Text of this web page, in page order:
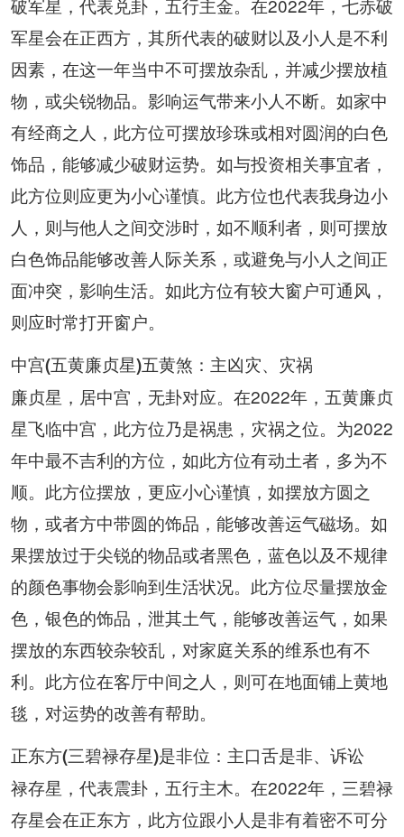
破军星，代表兑卦，五行主金。在2022年，七赤破
军星会在正西方，其所代表的破财以及小人是不利
因素，在这一年当中不可摆放杂乱，并减少摆放植
物，或尖锐物品。影响运气带来小人不断。如家中
有经商之人，此方位可摆放珍珠或相对圆润的白色
饰品，能够减少破财运势。如与投资相关事宜者，
此方位则应更为小心谨慎。此方位也代表我身边小
人，则与他人之间交涉时，如不顺利者，则可摆放
白色饰品能够改善人际关系，或避免与小人之间正
面冲突，影响生活。如此方位有较大窗户可通风，
则应时常打开窗户。
中宫(五黄廉贞星)五黄煞：主凶灾、灾祸
廉贞星，居中宫，无卦对应。在2022年，五黄廉贞
星飞临中宫，此方位乃是祸患，灾祸之位。为2022
年中最不吉利的方位，如此方位有动土者，多为不
顺。此方位摆放，更应小心谨慎，如摆放方圆之
物，或者方中带圆的饰品，能够改善运气磁场。如
果摆放过于尖锐的物品或者黑色，蓝色以及不规律
的颜色事物会影响到生活状况。此方位尽量摆放金
色，银色的饰品，泄其土气，能够改善运气，如果
摆放的东西较杂较乱，对家庭关系的维系也有不
利。此方位在客厅中间之人，则可在地面铺上黄地
毯，对运势的改善有帮助。
正东方(三碧禄存星)是非位：主口舌是非、诉讼
禄存星，代表震卦，五行主木。在2022年，三碧禄
存星会在正东方，此方位跟小人是非有着密不可分